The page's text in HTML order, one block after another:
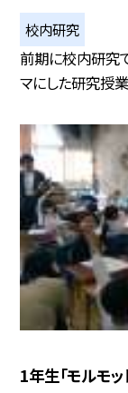
校内研究
前期に校内研究
マにした研究授
1年生「モルモッ